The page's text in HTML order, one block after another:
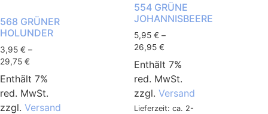
568 GRÜNER
HOLUNDER
3,95 € –
29,75 €
Enthält 7%
red. MwSt.
zzgl. Versand
554 GRÜNE
JOHANNISBEERE
5,95 € –
26,95 €
Enthält 7%
red. MwSt.
zzgl. Versand
Lieferzeit: ca. 2-